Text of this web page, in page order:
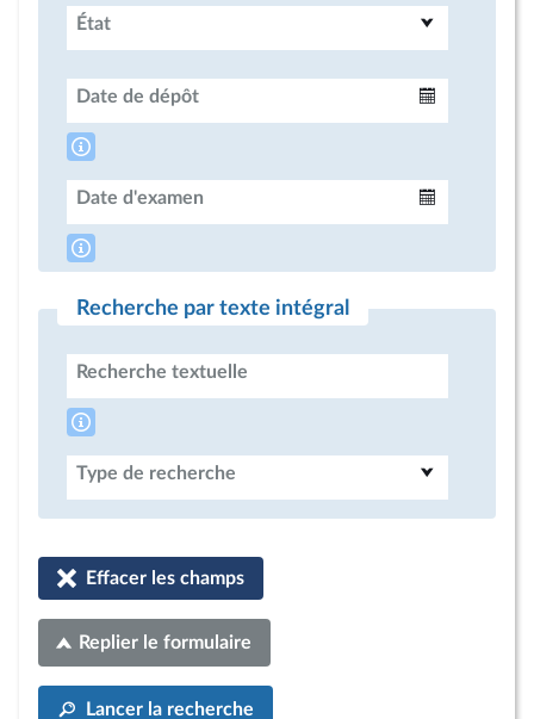
État
Date de dépôt
Date d'examen
Recherche par texte intégral
Recherche textuelle
Type de recherche
Effacer les champs
Replier le formulaire
Lancer la recherche